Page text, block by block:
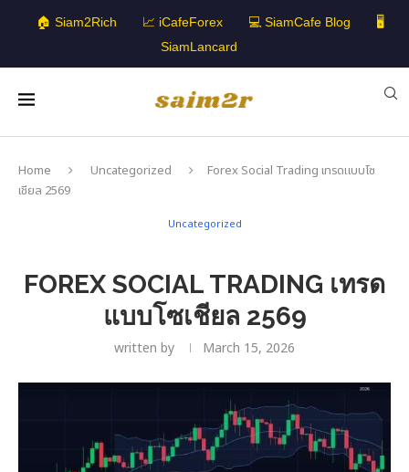
🏠 Siam2Rich 📈 iCafeForex 💻 SiamCafe Blog
🖥️
SiamLancard
Home Uncategorized
Forex Social Trading เทรดแบบโซ
เชียล 2569
Uncategorized
FOREX SOCIAL TRADING เทรด
แบบโซเชียล 2569
written by March 15, 2026